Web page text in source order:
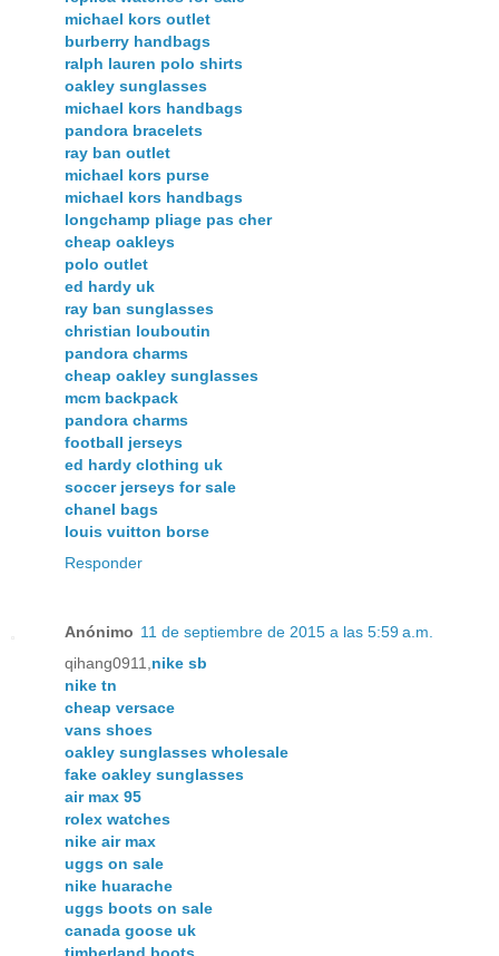
michael kors outlet
burberry handbags
ralph lauren polo shirts
oakley sunglasses
michael kors handbags
pandora bracelets
ray ban outlet
michael kors purse
michael kors handbags
longchamp pliage pas cher
cheap oakleys
polo outlet
ed hardy uk
ray ban sunglasses
christian louboutin
pandora charms
cheap oakley sunglasses
mcm backpack
pandora charms
football jerseys
ed hardy clothing uk
soccer jerseys for sale
chanel bags
louis vuitton borse
Responder
Anónimo 11 de septiembre de 2015 a las 5:59 a.m.
qihang0911, nike sb
nike tn
cheap versace
vans shoes
oakley sunglasses wholesale
fake oakley sunglasses
air max 95
rolex watches
nike air max
uggs on sale
nike huarache
uggs boots on sale
canada goose uk
timberland boots